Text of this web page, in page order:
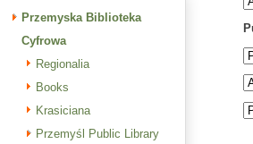
Przemyska Biblioteka
Cyfrowa
Regionalia
Books
Krasiciana
Przemyśl Public Library